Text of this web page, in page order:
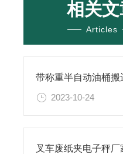
相关
Articles
2023-10-24